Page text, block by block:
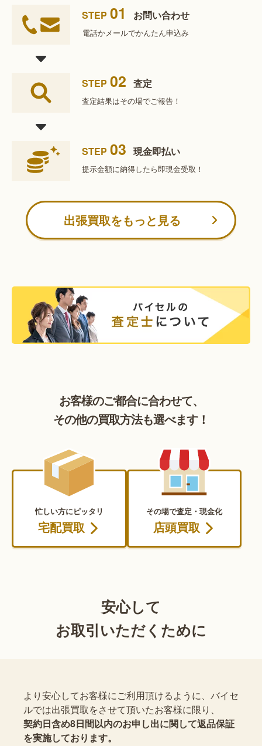
STEP 01 お問い合わせ
電話かメールでかんたん申込み
STEP 02 査定
査定結果はその場でご報告！
STEP 03 現金即払い
提示金額に納得したら即現金受取！
出張買取をもっと見る
お客様のご都合に合わせて、
その他の買取方法も選べます！
忙しい方にピッタリ
宅配買取
その場で査定・現金化
店頭買取
安心して
お取引いただくために
より安心してお客様にご利用頂けるように、バイセ
ルでは出張買取をさせて頂いたお客様に限り、
契約日含め8日間以内のお申し出に関して返品保証
を実施しております。